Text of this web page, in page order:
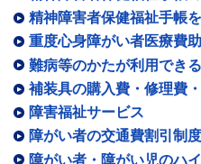
精神障害者保健福祉手帳
重度心身障がい者医療費
難病等のかたが利用でき
補装具の購入費・修理費
障害福祉サービス
障がい者の交通費割引制度
障がい者・障がい児のハ